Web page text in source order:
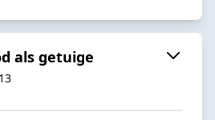
als getuige